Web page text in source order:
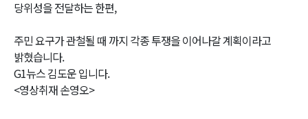
당위성을 전달하는 한편,
주민 요구가 관철될 때 까지 각종 투쟁을 이어나갈 계획이라고
밝혔습니다.
G1뉴스 김도운 입니다.
<영상취재 손영오>